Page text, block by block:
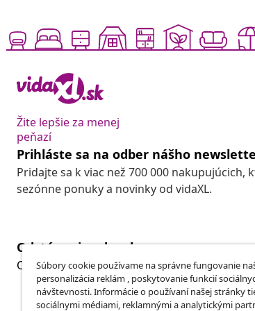
Žite lepšie za menej
peňazí
Prihláste sa na odber nášho
Pridajte sa k viac než 700 000 nakupujúcich,
sezónne ponuky a novinky od vidaXL.
Odstúpenie od zmluvy
Odošlite žiadosť o odstúpenie od vašej
Súbory cookie používame na správne fungovanie
personalizácia reklám , poskytovanie funkcií
návštevnosti. Informácie o používaní našej stránky
sociálnymi médiami, reklamnými a analytickými